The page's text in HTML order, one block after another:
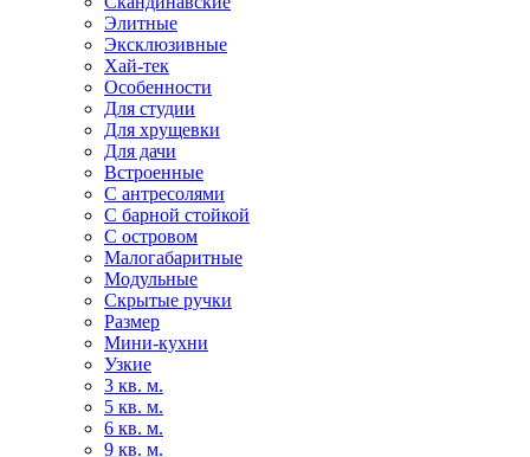
Элитные
Эксклюзивные
Хай-тек
Особенности
Для студии
Для хрущевки
Для дачи
Встроенные
С антресолями
С барной стойкой
С островом
Малогабаритные
Модульные
Скрытые ручки
Размер
Мини-кухни
Узкие
3 кв. м.
5 кв. м.
6 кв. м.
9 кв. м.